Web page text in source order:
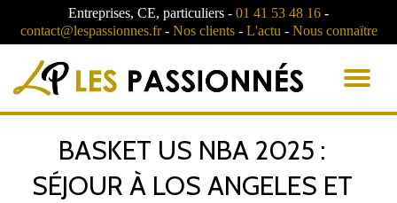
Entreprises, CE, particuliers - 01 41 53 48 16 -
contact@lespassionnes.fr- Nos clients- L'actu - Nous connaïtre
BASKET US NBA 2025 :
SÉJOUR À LOS ANGELES ET